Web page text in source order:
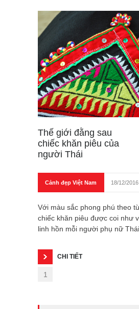
Thế giới đằng sau
chiếc khăn piêu của
người Thái
Cảnh đẹp Việt Nam 18/12/
Với màu sắc phong phú theo
chiếc khăn piêu được coi như
linh hồn mỗi người phụ nữ Thái.
CHI TIẾT
1